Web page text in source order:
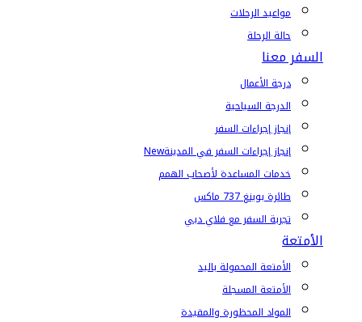
مواعيد الرحلات
حالة الرحلة
السفر معنا
درجة الأعمال
الدرجة السياحية
إنجاز إجراءات السفر
إنجاز إجراءات السفر في المدينةNew
خدمات المساعدة لأصحاب الهمم
طائرة بوينغ 737 ماكس
تجربة السفر مع فلاي دبي
الأمتعة
الأمتعة المحمولة باليد
الأمتعة المسجلة
المواد المحظورة والمقيدة